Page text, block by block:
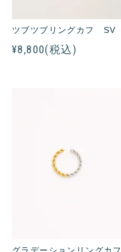
ツブツブリングカフ SV
¥8,800(税込)